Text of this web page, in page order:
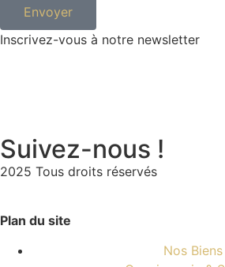
Envoyer
Inscrivez-vous à notre newsletter
Suivez-nous !
2025 Tous droits réservés
Plan du site
Nos Biens